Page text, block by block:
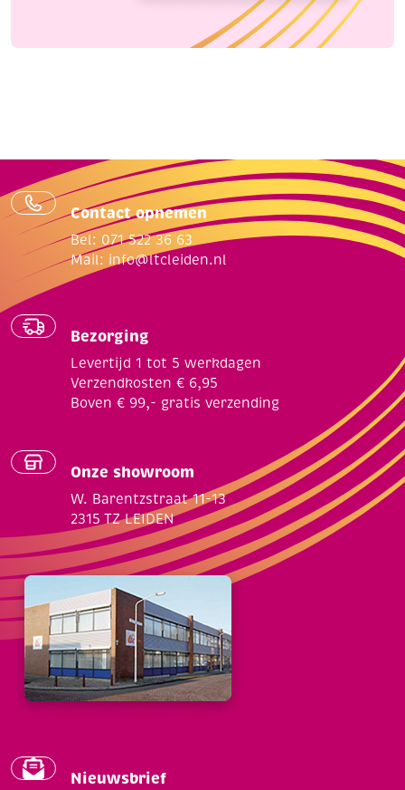
Contact opnemen
Bel: 071 522 36 63
Mail: info@ltcleiden.nl
Bezorging
Levertijd 1 tot 5 werkdagen
Verzendkosten € 6,95
Boven € 99,- gratis verzending
Onze showroom
W. Barentzstraat 11-13
2315 TZ LEIDEN
Nieuwsbrief